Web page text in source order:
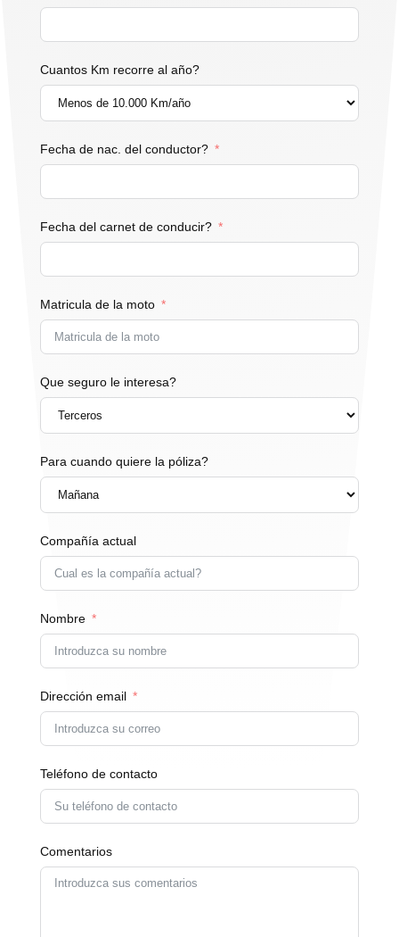
Cuantos Km recorre al año?
Fecha de nac. del conductor?
Fecha del carnet de conducir?
Matricula de la moto
Que seguro le interesa?
Para cuando quiere la póliza?
Compañía actual
Nombre
Dirección email
Teléfono de contacto
Comentarios